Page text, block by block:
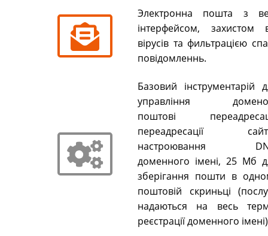
Электронна пошта з
інтерфейсом, захистом
вірусів та фильтрацією
повідомленнь.
Базовий інструментарій
управління
поштові
переадресації
настроювання
доменного імені, 25 Мб
зберігання пошти в
поштовій скриньці
надаються на весь
реєстрації доменного